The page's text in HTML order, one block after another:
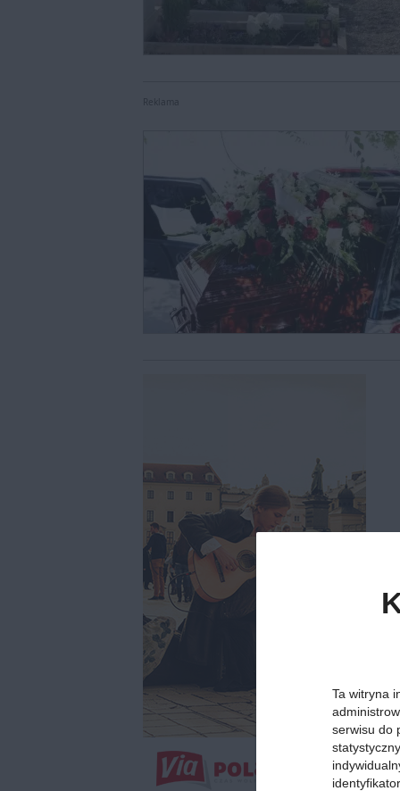
Reklama
Ta witryna
serwisu do